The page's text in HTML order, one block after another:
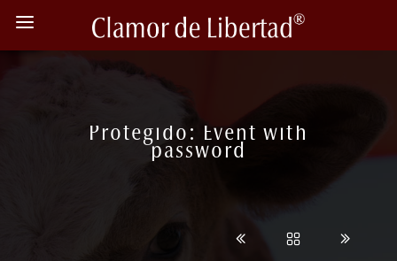
Protegido: Event with
password